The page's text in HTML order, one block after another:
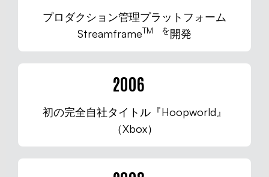
プロダクション管理プラットフォーム
StreamframeTM を開発
2006
初の完全自社タイトル『Hoopworld』
（Xbox）